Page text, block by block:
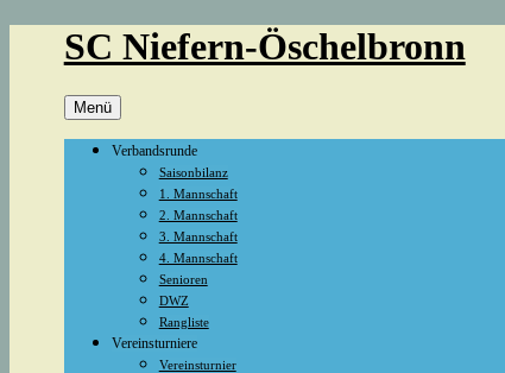
SC Niefern-Öschelbronn
Menü
Verbandsrunde
Saisonbilanz
1. Mannschaft
2. Mannschaft
3. Mannschaft
4. Mannschaft
Senioren
DWZ
Rangliste
Vereinsturniere
Vereinsturnier